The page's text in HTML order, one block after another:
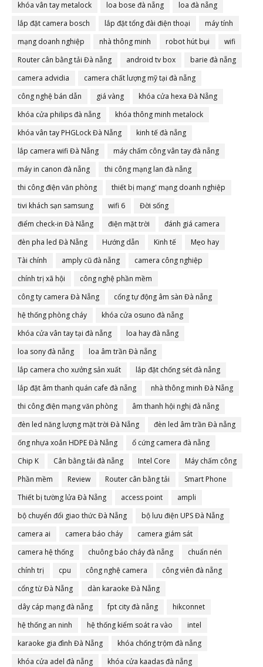
khóa vân tay metalock loa bose đà nẵng
loa đà nẵng
lắp đặt camera bosch
lắp đặt tổng đài điện thoại
máy tính
mạng doanh nghiệp
nhà thông minh robot hút bụi
wifi
Router cân bằng tải Đà nẵng
android tv box
barie đà nẵng
camera advidia
camera chất lượng mỹ tại đà nẵng
công nghệ bán dẫn
giá vàng
khóa cửa hexa Đà Nẵng
khóa cửa philips đà nẵng
khóa thông minh metalock
khóa vân tay PHGLock Đà Nẵng
kinh tế đà nẵng
lắp camera wifi Đà Nẵng
máy chấm công vân tay đà nẵng
máy in canon đà nẵng
thi công mạng lan đà nẵng
thi công điện văn phòng
thiết bị mạng' mạng doanh nghiệp
tivi khách sạn samsung
wifi 6
Đời sống
điểm check-in Đà Nẵng
điện mặt trời
đánh giá camera
đèn pha led Đà Nẵng
Hướng dẫn Kinh tế
Mẹo hay
Tài chính
amply cũ đà nẵng
camera công nghiệp
chính trị xã hội
công nghệ phần mềm
công ty camera Đà Nẵng
cổng tự động âm sàn Đà nẵng
hệ thống phòng cháy
khóa cửa osuno đà nẵng
khóa cửa vân tay tại đà nẵng
loa hay đà nẵng
loa sony đà nẵng
loa âm trần Đà nẵng
lắp camera cho xưởng sản xuất
lắp đặt chống sét đà nẵng
lắp đặt âm thanh quán cafe đà nẵng
nhà thông minh Đà Nẵng
thi công điện mạng văn phòng
âm thanh hội nghị đà nẵng
đèn led năng lượng mặt trời Đà Nẵng
đèn led âm trần Đà nẵng
ống nhựa xoắn HDPE Đà Nẵng
ổ cứng camera đà nẵng
Chip K
Cân bằng tải đà nẵng Intel Core
Máy chấm công
Phần mềm
Review Router cân bằng tải
Smart Phone
Thiết bị tường lửa Đà Nẵng
access point
ampli
bộ chuyển đổi giao thức Đà Nẵng
bộ lưu điện UPS Đà Nẵng
camera ai
camera báo cháy
camera giám sát
camera hệ thống
chuông báo cháy đà nẵng
chuẩn nén
chính trị
cpu công nghệ camera
công viên đà nẵng
cổng từ Đà Nẵng
dàn karaoke Đà Nẵng
dây cáp mạng đà nẵng
fpt city đà nẵng
hikconnet
hệ thống an ninh
hệ thống kiểm soát ra vào
intel
karaoke gia đình Đà Nẵng
khóa chống trộm đà nẵng
khóa cửa adel đà nẵng
khóa cửa kaadas đà nẵng